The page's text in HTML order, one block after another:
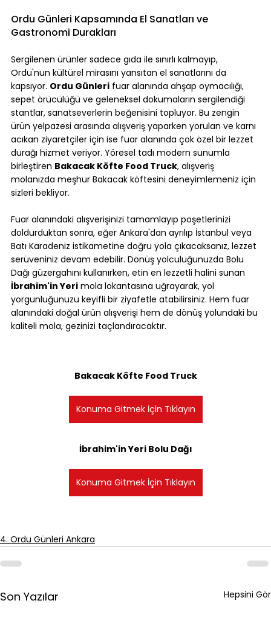
Ordu Günleri Kapsamında El Sanatları ve
Gastronomi Durakları
Sergilenen ürünler sadece gıda ile sınırlı kalmayıp,
Ordu'nun kültürel mirasını yansıtan el sanatlarını da
kapsıyor. Ordu Günleri fuar alanında ahşap oymacılığı,
sepet örücülüğü ve geleneksel dokumaların sergilendiği
stantlar, sanatseverlerin beğenisini topluyor. Bu zengin
ürün yelpazesi arasında alışveriş yaparken yorulan ve karnı
acıkan ziyaretçiler için ise fuar alanında çok özel bir lezzet
durağı hizmet veriyor. Yöresel tadı modern sunumla
birleştiren Bakacak Köfte Food Truck, alışveriş
molanızda meşhur Bakacak köftesini deneyimlemeniz için
sizleri bekliyor.
Fuar alanındaki alışverişinizi tamamlayıp poşetlerinizi
doldurduktan sonra, eğer Ankara'dan ayrılıp İstanbul veya
Batı Karadeniz istikametine doğru yola çıkacaksanız, lezzet
serüveniniz devam edebilir. Dönüş yolculuğunuzda Bolu
Dağı güzergahını kullanırken, etin en lezzetli halini sunan
İbrahim'in Yeri mola lokantasına uğrayarak, yol
yorgunluğunuzu keyifli bir ziyafetle atabilirsiniz. Hem fuar
alanındaki doğal ürün alışverişi hem de dönüş yolundaki bu
kaliteli mola, gezinizi taçlandıracaktır.
Bakacak Köfte Food Truck
Konuma Gitmek İçin Tıklayın
İbrahim'in Yeri Bolu Dağı
Konuma Gitmek İçin Tıklayın
4. Ordu Günleri Ankara
Son Yazılar Hepsini Gör